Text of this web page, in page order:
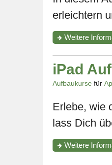
erleichtern
Weitere
iPad
Aufbaukurse für
Erlebe, wie
lass Dich
Weitere